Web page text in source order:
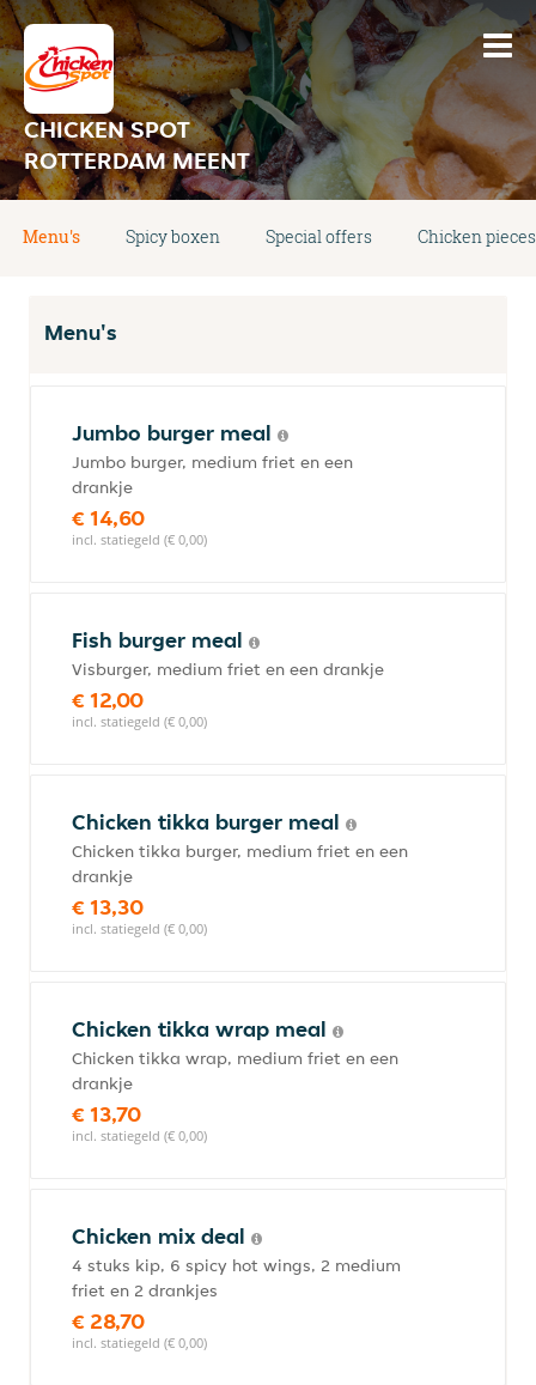
CHICKEN SPOT
ROTTERDAM MEENT
Menu's Spicy boxen Special offers Chicken pieces
Menu's
Jumbo burger meal
Jumbo burger, medium friet en een
drankje
€ 14,60
incl. statiegeld (€ 0,00)
Fish burger meal
Visburger, medium friet en een drankje
€ 12,00
incl. statiegeld (€ 0,00)
Chicken tikka burger meal
Chicken tikka burger, medium friet en een
drankje
€ 13,30
incl. statiegeld (€ 0,00)
Chicken tikka wrap meal
Chicken tikka wrap, medium friet en een
drankje
€ 13,70
incl. statiegeld (€ 0,00)
Chicken mix deal
4 stuks kip, 6 spicy hot wings, 2 medium
friet en 2 drankjes
€ 28,70
incl. statiegeld (€ 0,00)